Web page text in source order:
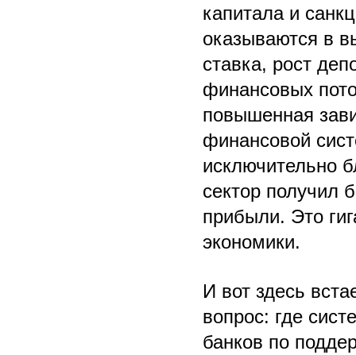
капитала и
оказываются в
ставка, рост
финансовых
повышенная
финансовой
исключительно
сектор получил
прибыли. Это
экономики.
И вот здесь
вопрос: где
банков по